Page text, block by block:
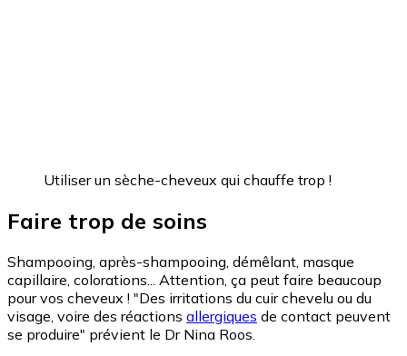
Utiliser un sèche-cheveux qui chauffe trop !
Faire trop de soins
Shampooing, après-shampooing, démêlant, masque
capillaire, colorations... Attention, ça peut faire beaucoup
pour vos cheveux ! "Des irritations du cuir chevelu ou du
visage, voire des réactions allergiques de contact peuvent
se produire" prévient le Dr Nina Roos.